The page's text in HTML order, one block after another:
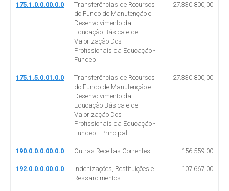
175.1.0.0.00.0.0
Transferências de Recursos
do Fundo de Manutenção e
Desenvolvimento da
Educação Básica e de
Valorização Dos
Profissionais da Educação -
Fundeb
27.330.800,00
175.1.5.0.01.0.0
Transferências de Recursos
do Fundo de Manutenção e
Desenvolvimento da
Educação Básica e de
Valorização Dos
Profissionais da Educação -
Fundeb - Principal
27.330.800,00
190.0.0.0.00.0.0 Outras Receitas Correntes 156.559,00
192.0.0.0.00.0.0
Indenizações, Restituições e
Ressarcimentos
107.667,00